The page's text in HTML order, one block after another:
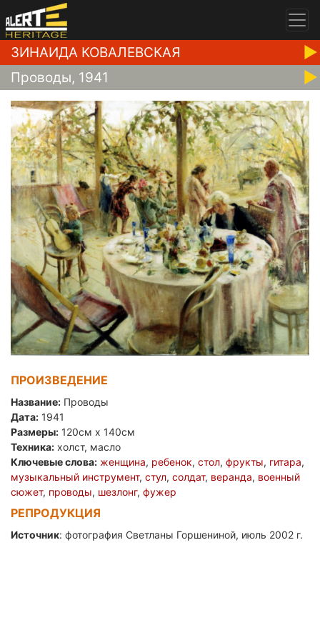
ЗИНАИДА КОВАЛЕВСКАЯ
Проводы, 1941
ПРОИЗВЕДЕНИЕ
Название: Проводы
Дата: 1941
Размеры: 120см x 140см
Техника: холст, масло
Ключевые слова: женщина, ребенок, стол, фрукты, гитара,
музыкальный инструмент, стул, солдат, веранда, военный
сюжет, проводы, шезлонг, фужер
РЕПРОДУКЦИЯ
Источник: фотография Светланы Горшениной, июль 2002 г.